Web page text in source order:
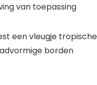
van toepassing
een vleugje
borden